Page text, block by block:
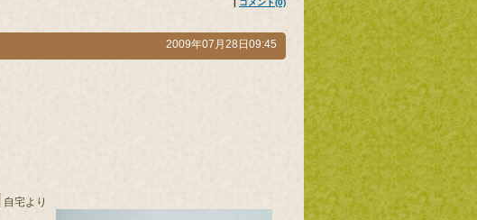
| コメント(0)
2009年07月28日09:45
自宅より